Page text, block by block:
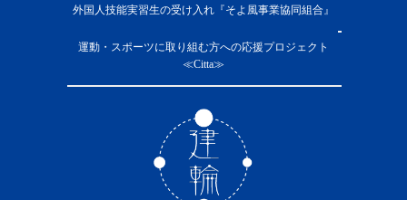
を得ない場合
い場合
第一種電気通信事業者又はその他の電気通信事
その他運用上又は技術上当社がサービスの一時
中断が必要と判断した場合 ２．当システムの
提供中止に伴う会員又は第三者からの損害賠償
の請求を免れるものとします。
第14条 本サービス提供の終了
外国人技能実習生の受け入れ『そよ風事業協同組合』
運動・スポーツに取り組む方への応援プロジェクト
≪Citta≫